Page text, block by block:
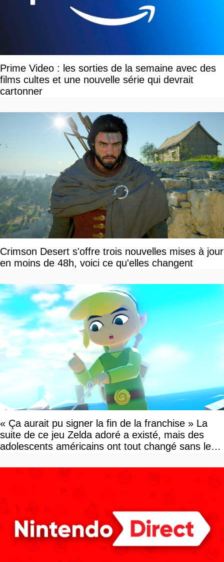
Prime Video : les sorties de la semaine avec des
films cultes et une nouvelle série qui devrait
cartonner
Crimson Desert s'offre trois nouvelles mises à jour
en moins de 48h, voici ce qu'elles changent
« Ça aurait pu signer la fin de la franchise » La
suite de ce jeu Zelda adoré a existé, mais des
adolescents américains ont tout changé sans le